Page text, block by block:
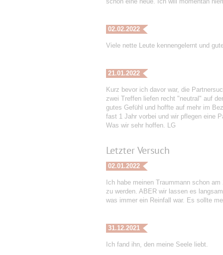
02.02.2022
Viele nette Leute kennengelernt und
21.01.2022
Kurz bevor ich davor war, die
zwei Treffen liefen recht "neutral" auf
gutes Gefühl und hoffte auf mehr im
fast 1 Jahr vorbei und wir pflegen eine
Was wir sehr hoffen. LG
Letzter Versuch
02.01.2022
Ich habe meinen Traummann schon
zu werden. ABER wir lassen es
was immer ein Reinfall war. Es sollte
31.12.2021
Ich fand ihn, den meine Seele liebt.